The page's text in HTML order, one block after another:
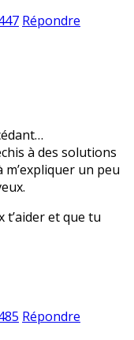
Répondre
à des solutions
m’expliquer un peu
t’aider et que tu
Répondre